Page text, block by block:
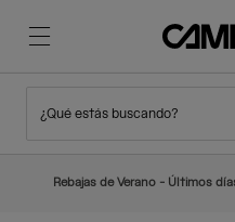
Novedades
¿Qué estás buscando?
Rebajas de Verano - Últimos